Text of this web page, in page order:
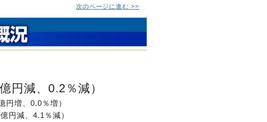
次のページに進む >>
円減、0.2％減）
増、0.0％増）
円減、4.1％減）